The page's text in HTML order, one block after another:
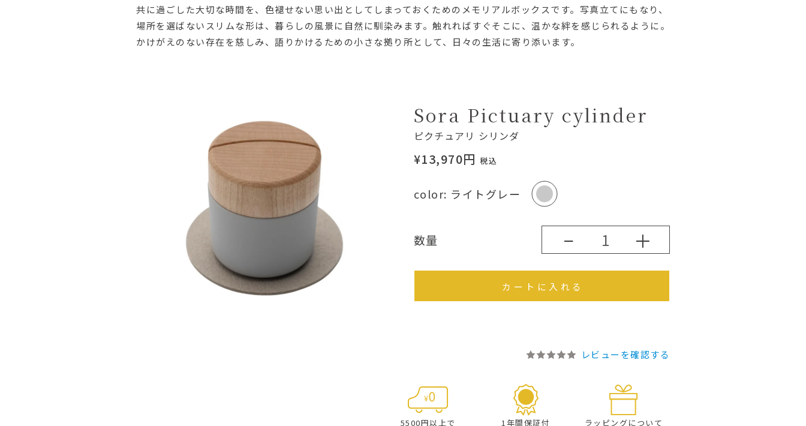
共に過ごした大切な時間を、色褪せない思い出としてしまっておくためのメモリアルボックスです。写真立てにもなり、
場所を選ばないスリムな形は、暮らしの風景に自然に馴染みます。触れればすぐそこに、温かな絆を感じられるように。
かけがえのない存在を慈しみ、語りかけるための小さな拠り所として、日々の生活に寄り添います。
Sora Pictuary cylinder
ピクチュアリ シリンダ
¥13,970円 税込
color ライトグレー
数量 − ＋
カートに入れる
レビューを確認する
5500円以上で 1年間保証付 ラッピングについて